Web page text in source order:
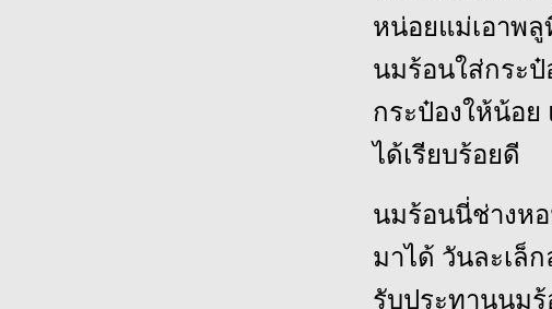
หน่อยแม่เอาพ
นมร้อนใส่กระป๋
กระป๋องให้น้อย
ได้เรียบร้อยดี
นมร้อนนี่ช่างหอ
มาได้ วันละเล็
รับประทานนมร้